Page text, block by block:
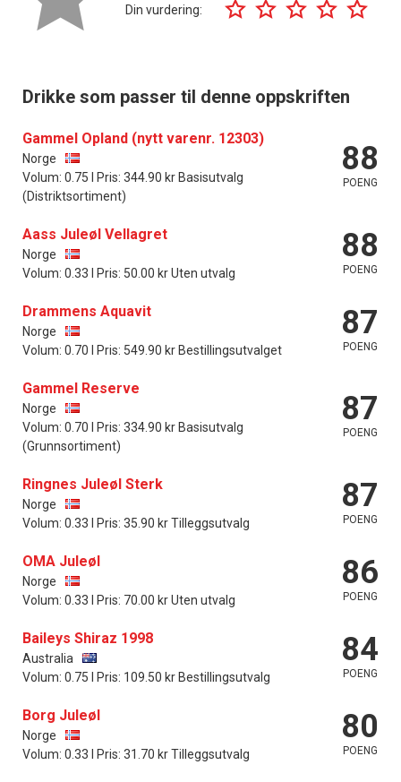
Din vurdering:
Drikke som passer til denne oppskriften
Gammel Opland (nytt varenr. 12303)
Norge
Volum: 0.75 l Pris: 344.90 kr Basisutvalg
(Distriktsortiment)
88
POENG
Aass Juleøl Vellagret
Norge
Volum: 0.33 l Pris: 50.00 kr Uten utvalg
88
POENG
Drammens Aquavit
Norge
Volum: 0.70 l Pris: 549.90 kr Bestillingsutvalget
87
POENG
Gammel Reserve
Norge
Volum: 0.70 l Pris: 334.90 kr Basisutvalg
(Grunnsortiment)
87
POENG
Ringnes Juleøl Sterk
Norge
Volum: 0.33 l Pris: 35.90 kr Tilleggsutvalg
87
POENG
OMA Juleøl
Norge
Volum: 0.33 l Pris: 70.00 kr Uten utvalg
86
POENG
Baileys Shiraz 1998
Australia
Volum: 0.75 l Pris: 109.50 kr Bestillingsutvalg
84
POENG
Borg Juleøl
Norge
Volum: 0.33 l Pris: 31.70 kr Tilleggsutvalg
80
POENG